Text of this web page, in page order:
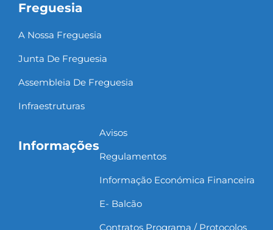
Freguesia
A Nossa Freguesia
Junta De Freguesia
Assembleia De Freguesia
Infraestruturas
Informações
Avisos
Regulamentos
Informação Económica Financeira
E- Balcão
Contratos Programa / Protocolos